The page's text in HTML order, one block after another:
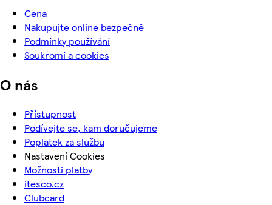
Cena
Nakupujte online bezpečně
Podmínky používání
Soukromí a cookies
O nás
Přístupnost
Podívejte se, kam doručujeme
Poplatek za službu
Nastavení Cookies
Možnosti platby
itesco.cz
Clubcard